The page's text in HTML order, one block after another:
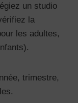
un studio
la
les adultes,
trimestre,